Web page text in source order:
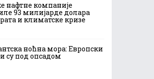
нафтне компаније
93 милијарде долара
и климатске кризе
ноћна мора: Европски
су под опсадом